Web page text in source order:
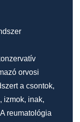
orvosi
a csontok,
izmok, inak,
reumatológia